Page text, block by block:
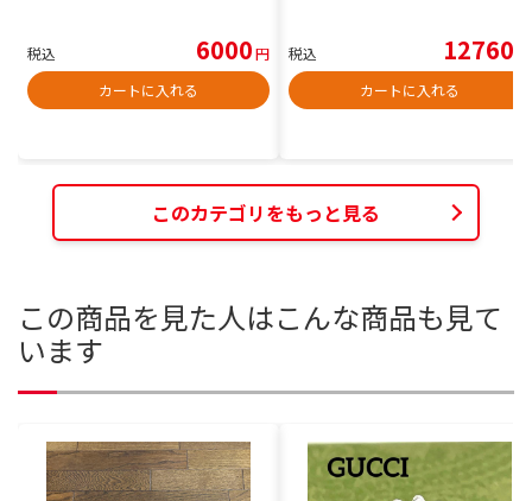
税込 6000円
カートに入れる
税込 12760
カートに入れる
このカテゴリをもっと見る
この商品を見た人はこんな商品も見て
います